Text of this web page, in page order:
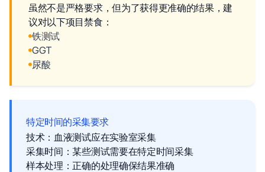
虽然不是严格要求，但为了获得更准确的结果，建
议对以下项目禁食：
铁测试
GGT
尿酸
特定时间的采集要求
技术：血液测试应在实验室采集
采集时间：某些测试需要在特定时间采集
样本处理：正确的处理确保结果准确